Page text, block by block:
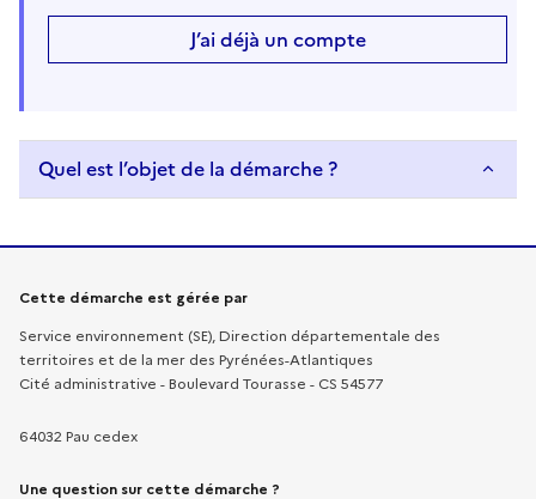
J’ai déjà un compte
Quel est l’objet de la démarche ?
Informations sur la démarche
Cette démarche est gérée par
Service environnement (SE), Direction départementale des
territoires et de la mer des Pyrénées-Atlantiques
Cité administrative - Boulevard Tourasse - CS 54577
64032 Pau cedex
Une question sur cette démarche ?